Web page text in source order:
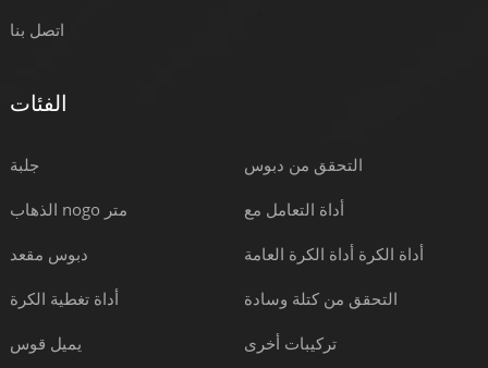
اتصل بنا
الفئات
جلبة التحقق من دبوس
الذهاب nogo متر أداة التعامل مع
دبوس مقعد أداة الكرة أداة الكرة العامة
أداة تغطية الكرة التحقق من كتلة وسادة
يميل قوس تركيبات أخرى